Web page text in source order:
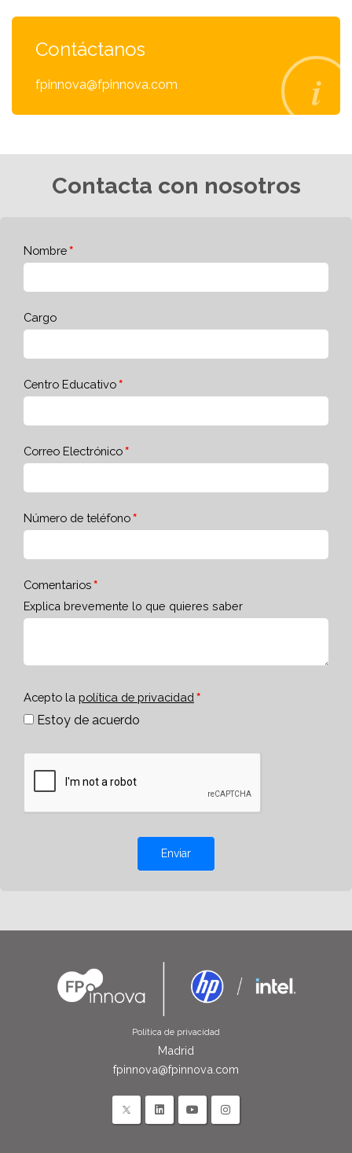
Contáctanos
fpinnova@fpinnova.com
Contacta con nosotros
Nombre
Cargo
Centro Educativo
Correo Electrónico
Número de teléfono
Comentarios
Explica brevemente lo que quieres saber
Acepto la política de privacidad
Estoy de acuerdo
Enviar
Política de privacidad
Madrid
fpinnova@fpinnova.com